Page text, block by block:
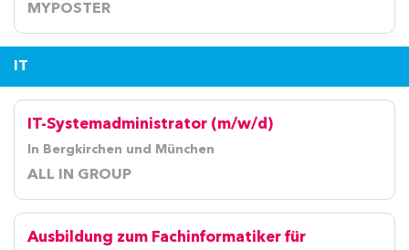
MYPOSTER
IT
IT-Systemadministrator (m/w/d)
In Bergkirchen und München
ALL IN GROUP
Ausbildung zum Fachinformatiker für